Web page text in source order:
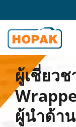
ผู้เชี่ยว
ผู้นำด้า